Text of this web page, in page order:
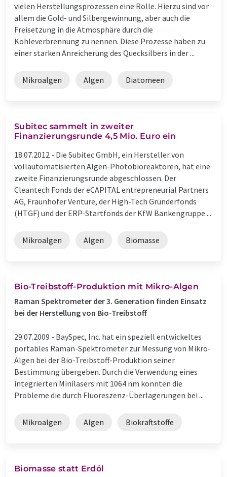
vielen Herstellungsprozessen eine Rolle. Hierzu sind vor
allem die Gold- und Silbergewinnung, aber auch die
Freisetzung in die Atmosphäre durch die
Kohleverbrennung zu nennen. Diese Prozesse haben zu
einer starken Anreicherung des Quecksilbers in der ...
Mikroalgen Algen Diatomeen
Subitec sammelt in zweiter
Finanzierungsrunde 4,5 Mio. Euro ein
18.07.2012 - Die Subitec GmbH, ein Hersteller von
vollautomatisierten Algen-Photobioreaktoren, hat eine
zweite Finanzierungsrunde abgeschlossen. Der
Cleantech Fonds der eCAPITAL entrepreneurial Partners
AG, Fraunhofer Venture, der High-Tech Gründerfonds
(HTGF) und der ERP-Startfonds der KfW Bankengruppe ...
Mikroalgen Algen Biomasse
Bio-Treibstoff-Produktion mit Mikro-Algen
Raman Spektrometer der 3. Generation finden Einsatz
bei der Herstellung von Bio-Treibstoff
29.07.2009 - BaySpec, Inc. hat ein speziell entwickeltes
portables Raman-Spektrometer zur Messung von Mikro-
Algen bei der Bio-Treibstoff-Produktion seiner
Bestimmung übergeben. Durch die Verwendung eines
integrierten Minilasers mit 1064 nm konnten die
Probleme die durch Fluoreszenz-Überlagerungen bei ...
Mikroalgen Algen Biokraftstoffe
Biomasse statt Erdöl